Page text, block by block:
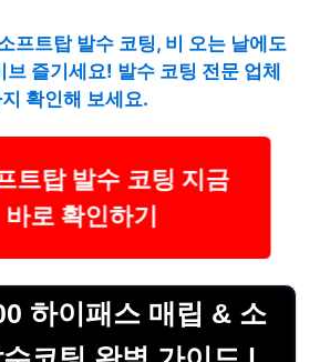
프트탑 발수 코팅, 비 오는 날에도
즐기세요! 발수 코팅 전문 업체
확인해 보세요.
트탑 발수 코팅 지금
바로 확인하기
하이패스 매립 & 소